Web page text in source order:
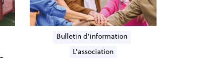
Bulletin d'information
L'association